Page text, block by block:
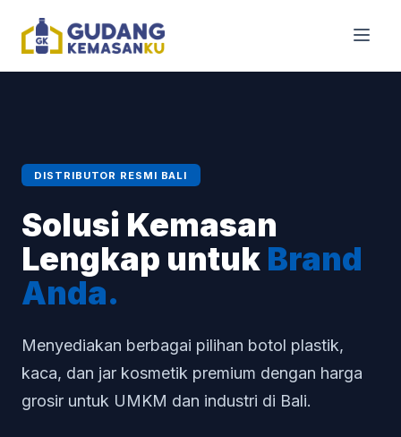
DISTRIBUTOR RESMI BALI
Solusi Kemasan
Lengkap untuk Brand
Anda.
Menyediakan berbagai pilihan botol plastik,
kaca, dan jar kosmetik premium dengan harga
grosir untuk UMKM dan industri di Bali.